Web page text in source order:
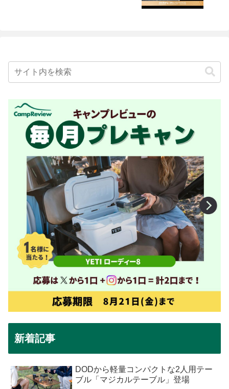
新着記事
DODから軽量コンパクトな2人用テー
ブル「マジカルテーブル」登場